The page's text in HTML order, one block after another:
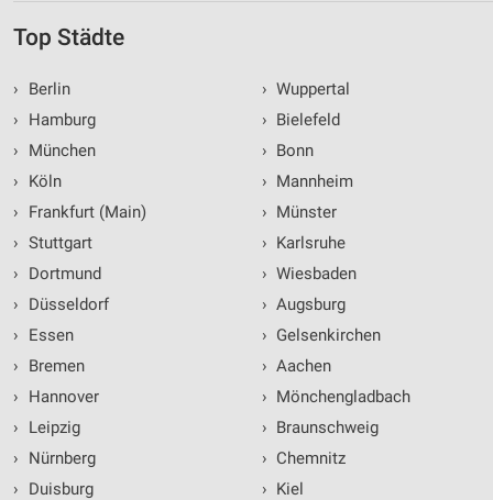
Top Städte
›
Berlin
›
Hamburg
›
München
›
Köln
›
Frankfurt (Main)
› Stuttgart
›
Dortmund
›
Düsseldorf
›
Essen
›
Bremen
›
Hannover
›
Leipzig
›
Nürnberg
›
Duisburg
› Wuppertal
› Bielefeld
› Bonn
› Mannheim
› Münster
› Karlsruhe
› Wiesbaden
› Augsburg
› Gelsenkirchen
› Aachen
› Mönchengladbach
› Braunschweig
› Chemnitz
› Kiel